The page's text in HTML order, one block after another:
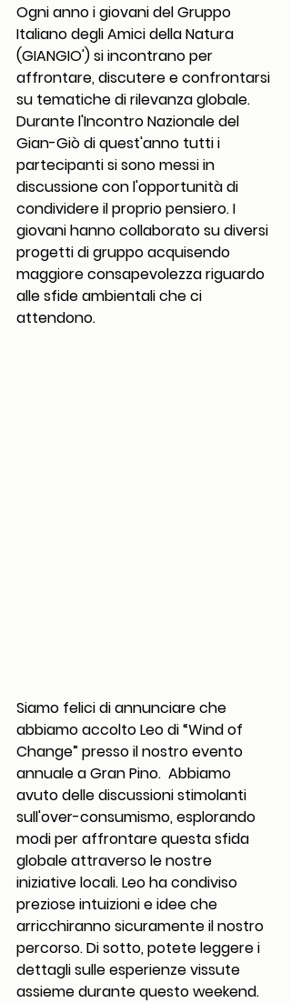
Ogni anno i giovani del Gruppo
Italiano degli Amici della Natura
(GIANGIO') si incontrano per
affrontare, discutere e confrontarsi
su tematiche di rilevanza globale.
Durante l'Incontro Nazionale del
Gian-Giò di quest'anno tutti i
partecipanti si sono messi in
discussione con l'opportunità di
condividere il proprio pensiero. I
giovani hanno collaborato su diversi
progetti di gruppo acquisendo
maggiore consapevolezza riguardo
alle sfide ambientali che ci
attendono.
Siamo felici di annunciare che
abbiamo accolto Leo di “Wind of
Change” presso il nostro evento
annuale a Gran Pino.  Abbiamo
avuto delle discussioni stimolanti
sull'over-consumismo, esplorando
modi per affrontare questa sfida
globale attraverso le nostre
iniziative locali. Leo ha condiviso
preziose intuizioni e idee che
arricchiranno sicuramente il nostro
percorso. Di sotto, potete leggere i
dettagli sulle esperienze vissute
assieme durante questo weekend.